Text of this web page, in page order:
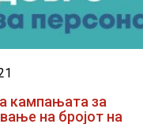
кампањата за
на бројот на